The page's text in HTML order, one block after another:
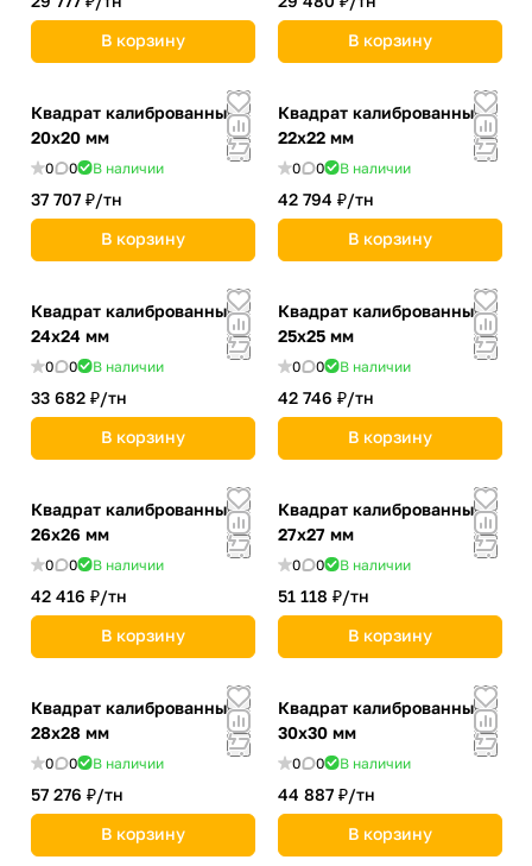
В корзину
В корзину
Квадрат калиброванный
20х20 мм
0 0 В наличии
37 707 ₽/тн
В корзину
Квадрат калиброванный
22х22 мм
0 0 В наличии
42 794 ₽/тн
В корзину
Квадрат калиброванный
24х24 мм
0 0 В наличии
33 682 ₽/тн
В корзину
Квадрат калиброванный
25х25 мм
0 0 В наличии
42 746 ₽/тн
В корзину
Квадрат калиброванный
26х26 мм
0 0 В наличии
42 416 ₽/тн
В корзину
Квадрат калиброванный
27х27 мм
0 0 В наличии
51 118 ₽/тн
В корзину
Квадрат калиброванный
28х28 мм
0 0 В наличии
57 276 ₽/тн
В корзину
Квадрат калиброванный
30х30 мм
0 0 В наличии
44 887 ₽/тн
В корзину